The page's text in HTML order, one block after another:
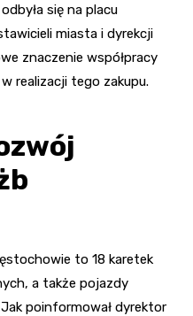
się na placu
miasta i dyrekcji
znaczenie współpracy
realizacji tego zakupu.
to 18 karetek
a także pojazdy
poinformował dyrektor